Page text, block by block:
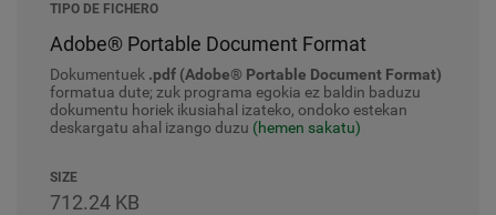
TIPO DE FICHERO
Adobe® Portable Document Format
Dokumentuek .pdf (Adobe® Portable Document Format)
formatua dute; zuk programa egokia ez baldin baduzu
dokumentu horiek ikusiahal izateko, ondoko estekan
deskargatu ahal izango duzu (hemen sakatu)
SIZE
712.24 KB